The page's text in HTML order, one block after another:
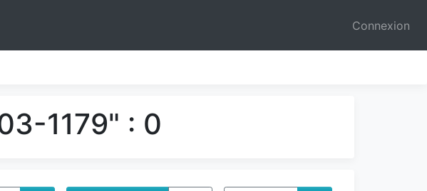
Connexion
1179" : 0